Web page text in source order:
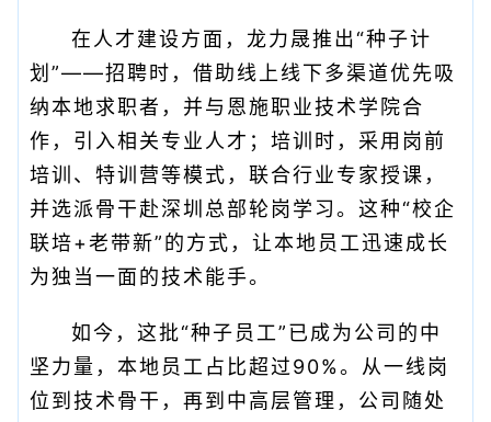
在人才建设方面，龙力晟推出“种子计
划”——招聘时，借助线上线下多渠道优先吸
纳本地求职者，并与恩施职业技术学院合
作，引入相关专业人才；培训时，采用岗前
培训、特训营等模式，联合行业专家授课，
并选派骨干赴深圳总部轮岗学习。这种“校企
联培+老带新”的方式，让本地员工迅速成长
为独当一面的技术能手。
如今，这批“种子员工”已成为公司的中
坚力量，本地员工占比超过90%。从一线岗
位到技术骨干，再到中高层管理，公司随处